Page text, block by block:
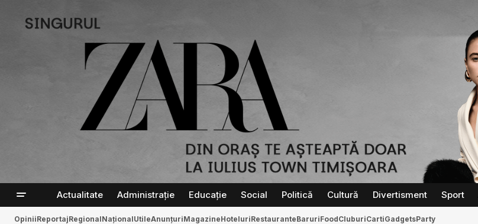
Actualitate Administrație Educație Social Politică Cultură Divertisment Sport
OpiniiReportajRegionalNaționalUtileAnunțuriMagazineHoteluriRestauranteBaruriFoodCluburiCartiGadgetsParty